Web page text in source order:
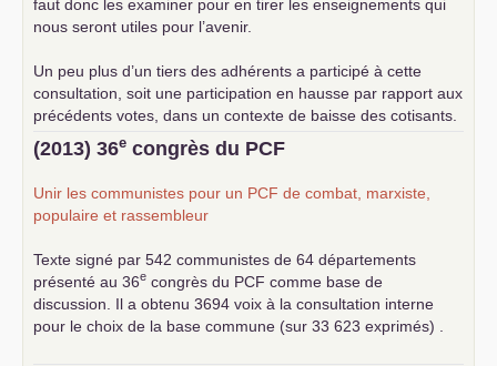
faut donc les examiner pour en tirer les enseignements qui
nous seront utiles pour l’avenir.
Un peu plus d’un tiers des adhérents a participé à cette
consultation, soit une participation en hausse par rapport aux
précédents votes, dans un contexte de baisse des cotisants.
... lire la suite
(2013) 36e congrès du PCF
Unir les communistes pour un PCF de combat, marxiste,
populaire et rassembleur
Texte signé par 542 communistes de 64 départements
présenté au 36e congrès du PCF comme base de
discussion. Il a obtenu 3694 voix à la consultation interne
pour le choix de la base commune (sur 33 623 exprimés) .